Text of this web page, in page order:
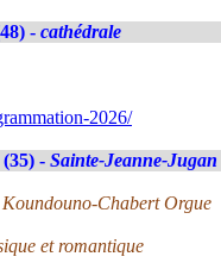
- cathédrale
2026/
- Sainte-Jeanne-Jugan
Chabert Orgue
et romantique